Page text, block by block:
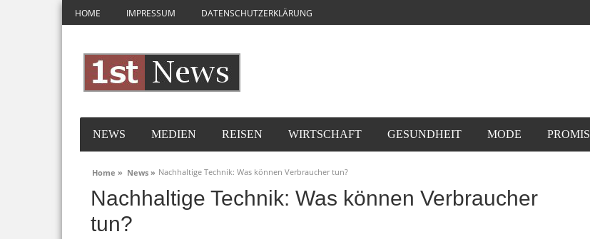
HOME IMPRESSUM DATENSCHUTZERKLÄRUNG
NEWS MEDIEN REISEN WIRTSCHAFT GESUNDHEIT MODE PROMIS
Home » News » Nachhaltige Technik: Was können Verbraucher tun?
Nachhaltige Technik: Was können Verbraucher
tun?